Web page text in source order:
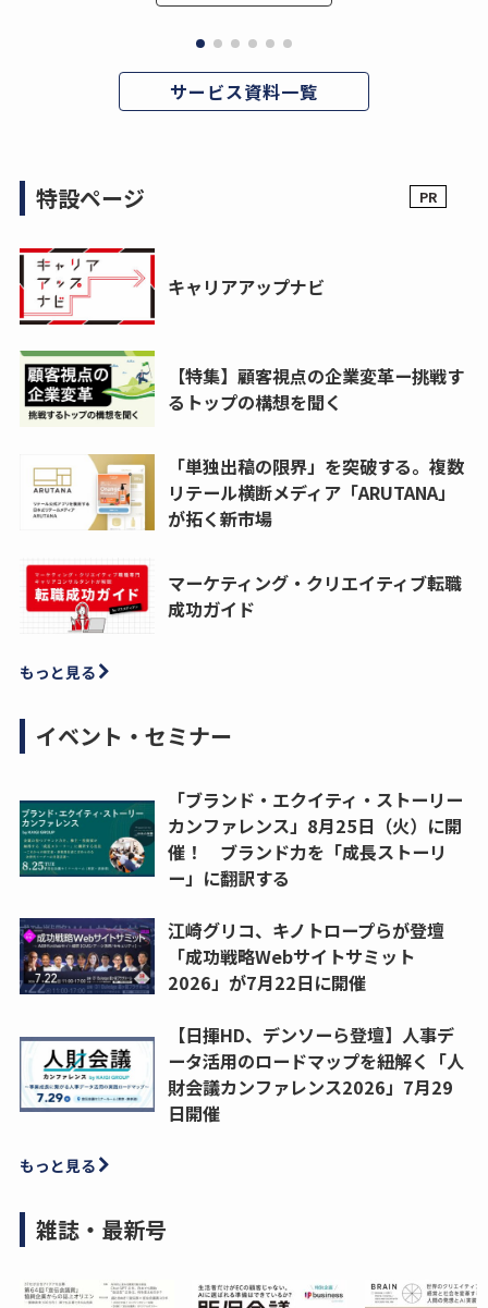
サービス資料一覧
特設ページ
キャリアアップナビ
【特集】顧客視点の企業変革ー挑戦す
るトップの構想を聞く
「単独出稿の限界」を突破する。複数
リテール横断メディア「ARUTANA」
が拓く新市場
マーケティング・クリエイティブ転職
成功ガイド
もっと見る
イベント・セミナー
「ブランド・エクイティ・ストーリー
カンファレンス」8月25日（火）に開
催！ ブランド力を「成長ストーリ
ー」に翻訳する
江崎グリコ、キノトロープらが登壇
「成功戦略Webサイトサミット
2026」が7月22日に開催
【日揮HD、デンソーら登壇】人事デ
ータ活用のロードマップを紐解く「人
財会議カンファレンス2026」7月29
日開催
もっと見る
雑誌・最新号